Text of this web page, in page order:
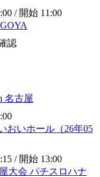
/ 開始 11:00
認
名古屋
おいホール（26年05
/ 開始 13:00
大会 パチスロハナ